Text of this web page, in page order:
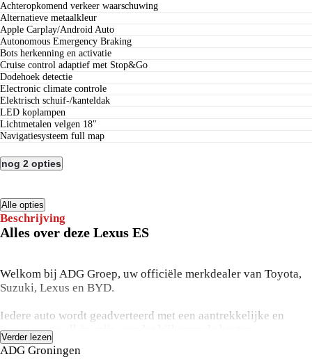
achteropkomend verkeer waarschuwing
alternatieve metaalkleur
Apple Carplay/Android Auto
Autonomous Emergency Braking
bots herkenning en activatie
cruise control adaptief met Stop&Go
dodehoek detectie
electronic climate controle
elektrisch schuif-/kanteldak
LED koplampen
lichtmetalen velgen 18"
navigatiesysteem full map
nog 2 opties
Alle opties
Beschrijving
Alles over deze Lexus ES
Welkom bij ADG Groep, uw officiële merkdealer van Toyota,
Suzuki, Lexus en BYD.
Iedere auto wordt geadverteerd met een aantrekkelijke en
transparante all-in prijs, zonder bijkomende kosten.
Uw ADG occasion wordt afgeleverd inclusief minimaal 12
Verder lezen
ADG Groningen